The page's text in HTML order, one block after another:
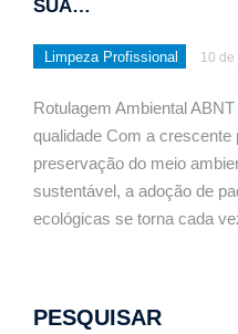
SUA…
Limpeza Profissional 10
Rotulagem Ambiental
qualidade Com a
preservação do meio
sustentável, a adoção de
ecológicas se torna cada
PESQUISAR